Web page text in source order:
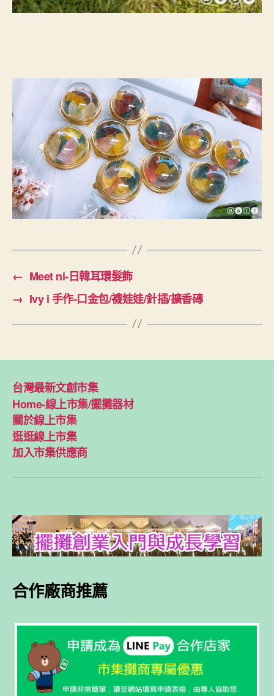
← Meet ni-日韓耳環髮飾
→ Ivy i 手作-口金包/襪娃娃/針插/擴香磚
台灣最新文創市集
Home-線上市集/擺攤器材
關於線上市集
逛逛線上市集
加入市集供應商
合作廠商推薦